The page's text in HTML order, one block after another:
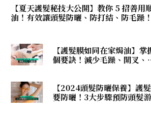
【夏天護髮秘技大公開】教你 5 招善用
油！有效讓頭髮防曬、防打結、防毛躁！
【護髮膜如同在家焗油】掌
個要訣！減少毛躁、開叉、
【2024頭髮防曬保養】護
要防曬！3大步驟預防頭髮